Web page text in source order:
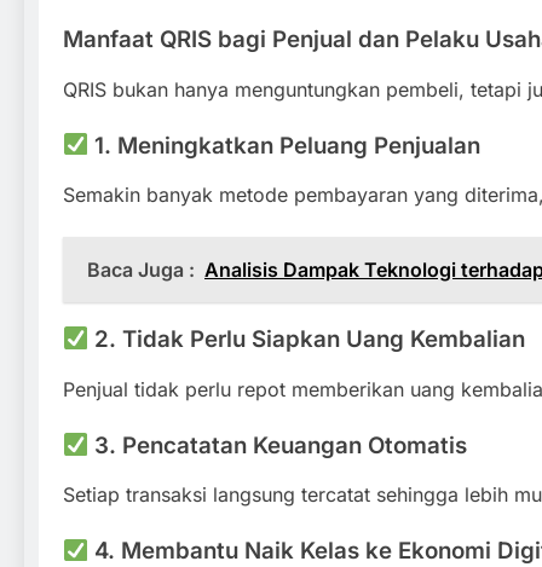
Manfaat QRIS bagi Penjual dan Pelaku
QRIS bukan hanya menguntungkan pembeli, tetapi
1. Meningkatkan Peluang Penjualan
Semakin banyak metode pembayaran yang
Baca Juga : Analisis Dampak Teknologi
2. Tidak Perlu Siapkan Uang Kembalian
Penjual tidak perlu repot memberikan uang
3. Pencatatan Keuangan Otomatis
Setiap transaksi langsung tercatat sehingga lebih
4. Membantu Naik Kelas ke Ekonomi